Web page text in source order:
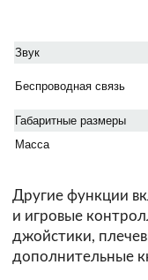
Звук
Беспроводная связь
Габаритные размеры
Масса
Другие функции
и игровые
джойстики,
дополнительные